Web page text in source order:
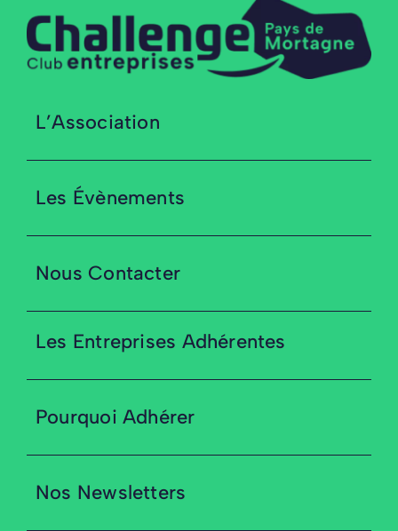
L’Association
Les Évènements
Nous Contacter
Les Entreprises Adhérentes
Pourquoi Adhérer
Nos Newsletters